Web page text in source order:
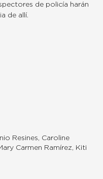
de policía harán
de allí.
Resines, Caroline
Carmen Ramírez, Kiti